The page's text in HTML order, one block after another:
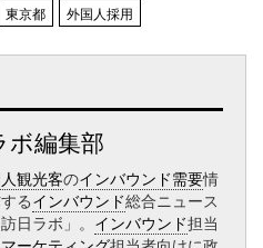
東京都 外国人採用
ボ編集部
観光客のインバウンド需要情
るインバウンド総合ニュース
日ラボ」。 インバウンド担当